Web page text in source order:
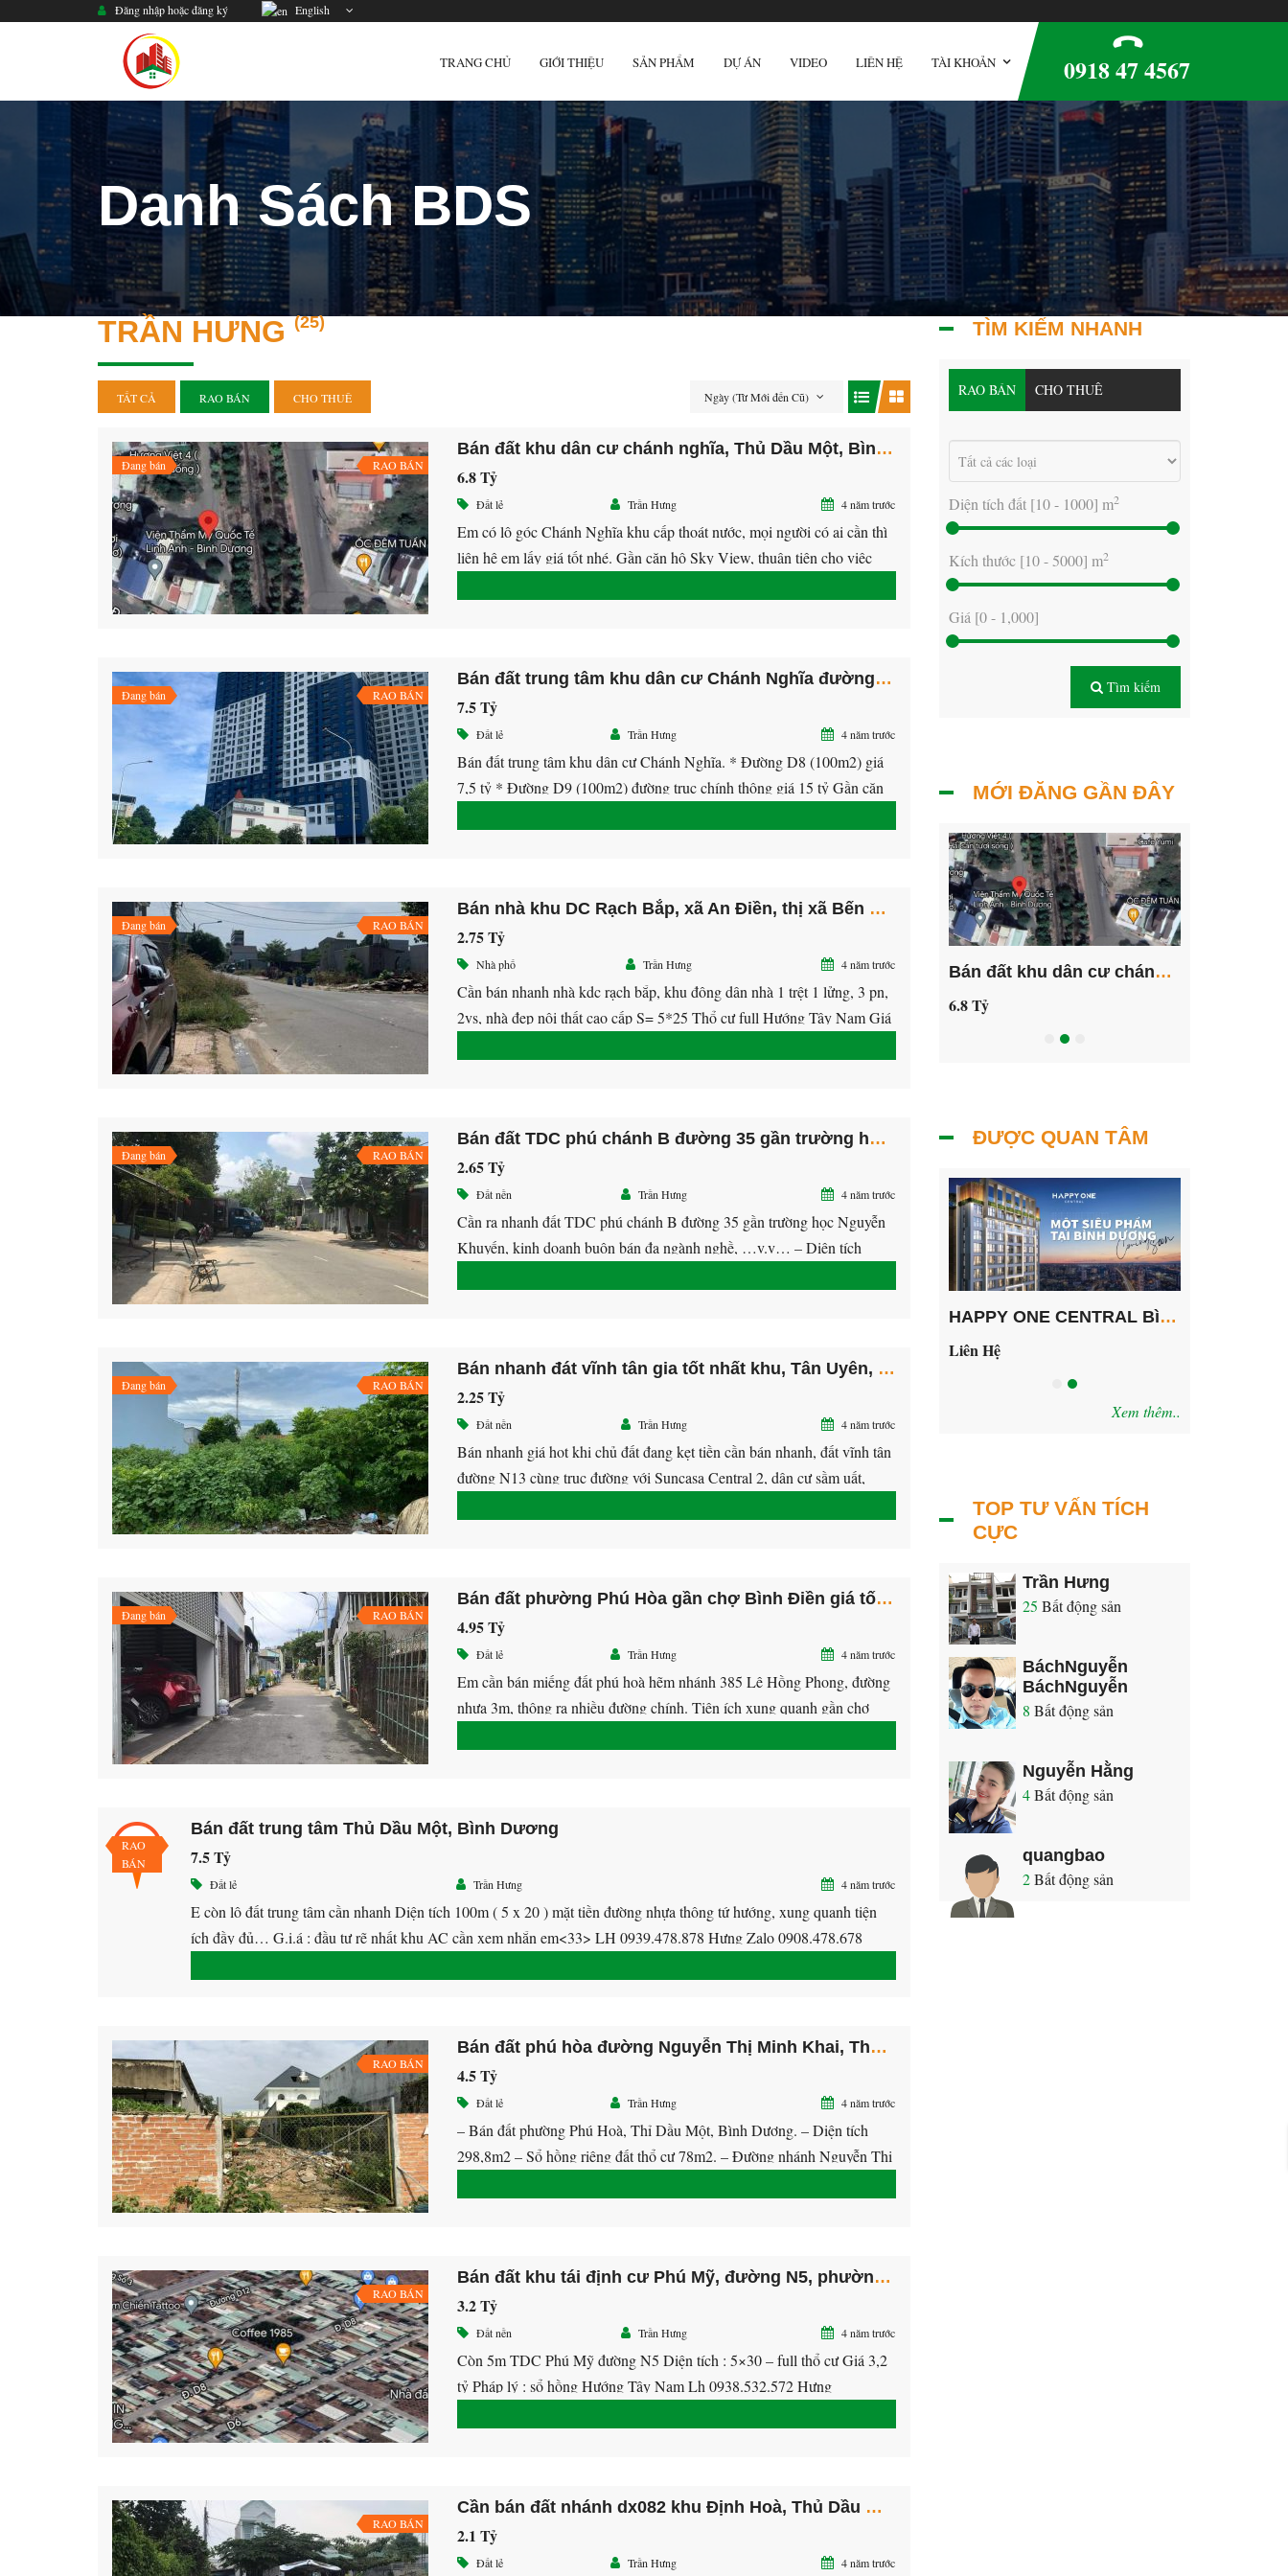
Đăng nhập hoặc đăng ký English
TRANG CHỦ GIỚI THIỆU SẢN PHẨM DỰ ÁN VIDEO LIÊN HỆ TÀI KHOẢN 0918 47 4567
Danh Sách BDS
TRẦN HƯNG (25)
TẤT CẢ RAO BÁN CHO THUÊ Ngày (Từ Mới đến Cũ)
Đang bán RAO BÁN
Bán đất khu dân cư chánh nghĩa, Thủ Dầu Một, Bình Dương
6.8 Tỷ
Đất lẻ Trần Hưng 4 năm trước
Em có lô góc Chánh Nghĩa khu cấp thoát nước, mọi người có ai cần thì
liên hệ em lấy giá tốt nhé. Gần căn hộ Sky View, thuận tiện cho việc
Đang bán RAO BÁN
Bán đất trung tâm khu dân cư Chánh Nghĩa đường D8 và D9, Thủ Dầu Một, Bình Dương.
7.5 Tỷ
Đất lẻ Trần Hưng 4 năm trước
Bán đất trung tâm khu dân cư Chánh Nghĩa. * Đường D8 (100m2) giá
7,5 tỷ * Đường D9 (100m2) đường trục chính thông giá 15 tỷ Gần căn
Đang bán RAO BÁN
Bán nhà khu DC Rạch Bắp, xã An Điền, thị xã Bến Cát, tỉnh Bình Dương
2.75 Tỷ
Nhà phố Trần Hưng 4 năm trước
Cần bán nhanh nhà kdc rạch bắp, khu đông dân nhà 1 trệt 1 lửng, 3 pn,
2vs, nhà đẹp nội thất cao cấp S= 5*25 Thổ cư full Hướng Tây Nam Giá
Đang bán RAO BÁN
Bán đất TDC phú chánh B đường 35 gần trường học Nguyễn Khuyến, thành phô mới Bình Dương.
2.65 Tỷ
Đất nền Trần Hưng 4 năm trước
Cần ra nhanh đất TDC phú chánh B đường 35 gần trường học Nguyễn
Khuyến, kinh doanh buôn bán đa ngành nghề, …v.v… – Diện tích
Đang bán RAO BÁN
Bán nhanh đát vĩnh tân gia tốt nhất khu, Tân Uyên, Bình Dương, trên trục đường Suncasa Central 2
2.25 Tỷ
Đất nền Trần Hưng 4 năm trước
Bán nhanh giá hot khi chủ đất đang kẹt tiền cần bán nhanh, đất vĩnh tân
đường N13 cùng trục đường với Suncasa Central 2, dân cư sầm uất,
Đang bán RAO BÁN
Bán đất phường Phú Hòa gần chợ Bình Điền giá tốt nhất khu vực
4.95 Tỷ
Đất lẻ Trần Hưng 4 năm trước
Em cần bán miếng đất phú hoà hẽm nhánh 385 Lê Hồng Phong, đường
nhựa 3m, thông ra nhiều đường chính. Tiện ích xung quanh gần chợ
Đang
bán
RAO
BÁN
Bán đất trung tâm Thủ Dầu Một, Bình Dương
7.5 Tỷ
Đất lẻ Trần Hưng 4 năm trước
E còn lô đất trung tâm cần nhanh Diện tích 100m ( 5 x 20 ) mặt tiền đường nhựa thông tứ hướng, xung quanh tiện
ích đầy đủ… G.i.á : đầu tư rẽ nhất khu AC cần xem nhắn em<33> LH 0939.478.878 Hưng Zalo 0908.478.678
RAO BÁN
Bán đất phú hòa đường Nguyễn Thị Minh Khai, Thủ Dầu Một, Bình Dương
4.5 Tỷ
Đất lẻ Trần Hưng 4 năm trước
– Bán đất phường Phú Hoà, Thỉ Dầu Một, Bình Dương. – Diện tích
298,8m2 – Sổ hồng riêng đất thổ cư 78m2. – Đường nhánh Nguyễn Thị
RAO BÁN
Bán đất khu tái định cư Phú Mỹ, đường N5, phường Phú Tân, thành phố Thủ Dầu Một, tỉnh Bình Dương
3.2 Tỷ
Đất nền Trần Hưng 4 năm trước
Còn 5m TDC Phú Mỹ đường N5 Diện tích : 5×30 – full thổ cư Giá 3,2
tỷ Pháp lý : sổ hồng Hướng Tây Nam Lh 0938.532.572 Hưng
RAO BÁN
Cần bán đất nhánh dx082 khu Định Hoà, Thủ Dầu Một, Bình Dương.
2.1 Tỷ
Đất lẻ Trần Hưng 4 năm trước
TÌM KIẾM NHANH
RAO BÁN CHO THUÊ
Diện tích đất [10- 1000] m2
Kích thước [10-5000] m2
Giá [0- 1,000]
Tìm kiếm
MỚI ĐĂNG GẦN ĐÂY
Bán đất khu dân cư chánh nghĩa, Thủ Dầu Một, Bình Dương
6.8 Tỷ 7.5 Tỷ 750 Triệu
Bán đất khu dân cư chánh nghĩa, Thủ Dầu Một, Bình Dương
6.8 Tỷ
ĐƯỢC QUAN TÂM
HAPPY ONE CENTRAL Bình Dương
Liên Hệ
Xem thêm..
TOP TƯ VẤN TÍCH
CỰC
Trần Hưng
25 Bất động sản
BáchNguyễn
BáchNguyễn
8 Bất động sản
Nguyễn Hằng
4Bất động sản
quangbao
2Bất động sản